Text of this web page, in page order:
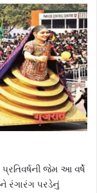
જેમ આ વર્ષે
રંગારંગ પરડેનું